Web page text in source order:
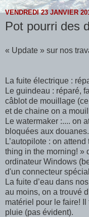
VENDREDI 23 JANVIER
Pot pourri des
« Update » sur nos
La fuite électrique :
Le guindeau : réparé,
câblot de mouillage
et de chaine on a
Le watermaker :.... on
bloquées aux
L’autopilote : on
thing in the morning! »
ordinateur Windows
d'un connecteur
La fuite d’eau dans
au moins, on a trouvé
matériel pour le faire!
pluie (pas évident).